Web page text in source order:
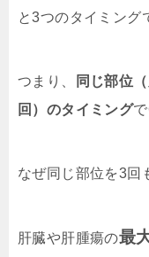
と3つのタイミング
つまり、
同じ部位
回）のタイミング
なぜ同じ部位を3回
肝臓や肝腫瘍の最